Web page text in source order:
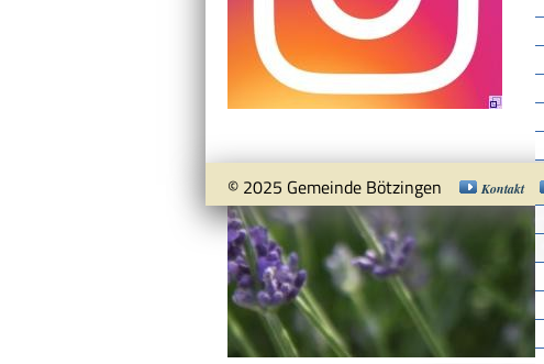
© 2025 Gemeinde Bötzingen Kontakt